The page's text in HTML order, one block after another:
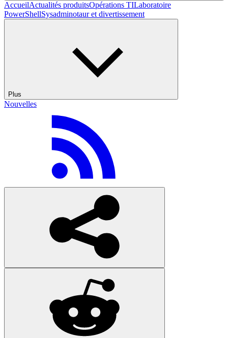
AccueilActualités produitsOpérations TILaboratoire
PowerShellSysadminotaur et divertissement
Plus
Nouvelles